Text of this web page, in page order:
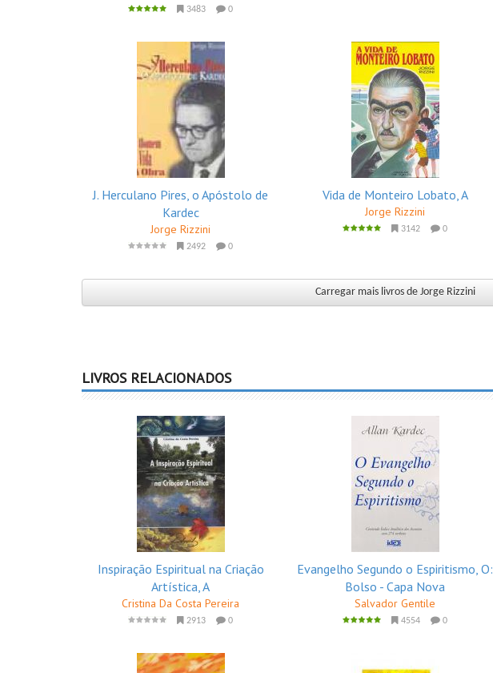
3483 0
J. Herculano Pires, o Apóstolo de
Kardec
Jorge Rizzini
2492 0
Vida de Monteiro Lobato, A
Jorge Rizzini
3142 0
Carregar mais livros de Jorge Rizzini
LIVROS RELACIONADOS
Inspiração Espiritual na Criação
Artística, A
Cristina Da Costa Pereira
2913 0
Evangelho Segundo o Espiritismo, O:
Bolso - Capa Nova
Salvador Gentile
4554 0